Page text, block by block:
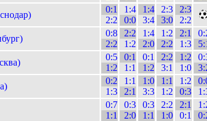
0:1
2:2
1:4
0:0
1:4
3:4
2:3
3:0
2:3
2:2
0:8
2:2
2:2
1:2
1:4
2:0
1:2
2:2
2:1
1:3
0:5
1:2
0:1
1:1
0:1
1:2
2:2
3:1
1:2
1:0
0:2
1:3
1:1
2:1
1:0
3:3
1:1
1:2
1:2
0:3
0:7
1:1
0:3
2:0
0:3
1:1
2:2
1:0
2:1
0:1